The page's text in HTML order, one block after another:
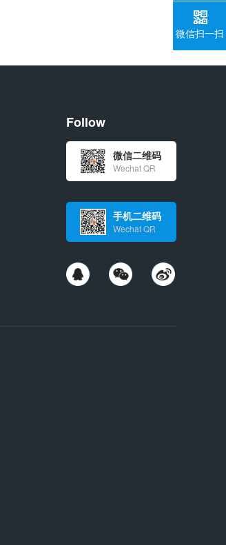
Follow
微信二维码
Wechat QR
手机二维码
Wechat QR
微信扫一扫